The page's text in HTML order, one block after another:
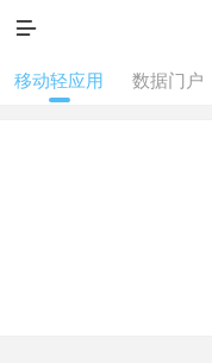

移动轻应用 数据门户